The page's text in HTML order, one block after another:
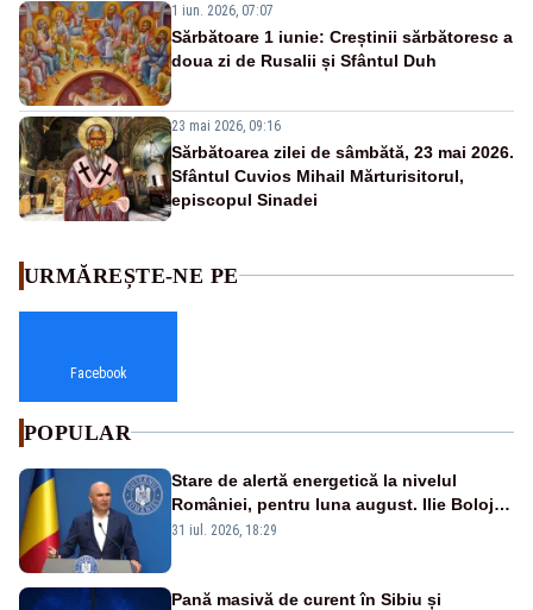
1 iun. 2026, 07:07
Sărbătoare 1 iunie: Creștinii sărbătoresc a
doua zi de Rusalii și Sfântul Duh
23 mai 2026, 09:16
Sărbătoarea zilei de sâmbătă, 23 mai 2026.
Sfântul Cuvios Mihail Mărturisitorul,
episcopul Sinadei
URMĂREȘTE-NE PE
Facebook
POPULAR
Stare de alertă energetică la nivelul
României, pentru luna august. Ilie Bolojan
a anunțat importuri și posibile restricții –
31 iul. 2026, 18:29
Pană masivă de curent în Sibiu și